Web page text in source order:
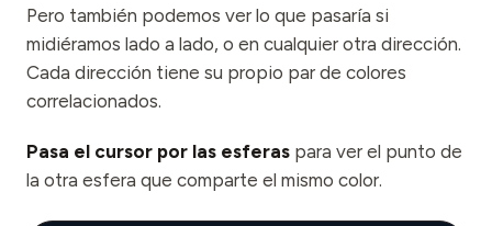
Pero también podemos ver lo que pasaría si
midiéramos lado a lado, o en cualquier otra dirección.
Cada dirección tiene su propio par de colores
correlacionados.
Pasa el cursor por las esferas para ver el punto de
la otra esfera que comparte el mismo color.